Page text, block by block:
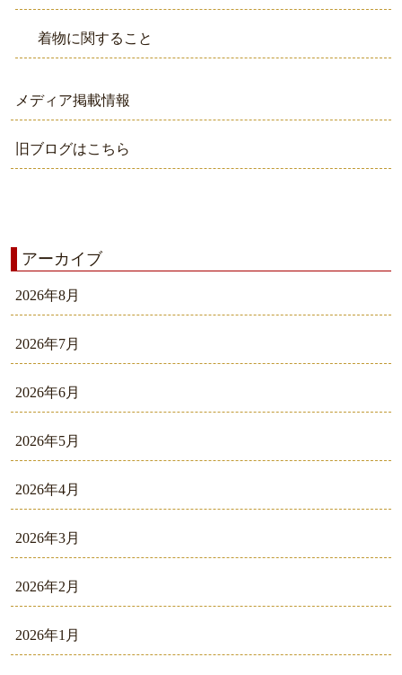
着物に関すること
メディア掲載情報
旧ブログはこちら
アーカイブ
2026年8月
2026年7月
2026年6月
2026年5月
2026年4月
2026年3月
2026年2月
2026年1月